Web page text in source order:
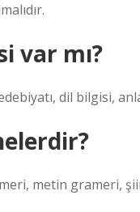
var mı?
dil bilgisi,
metin grameri,